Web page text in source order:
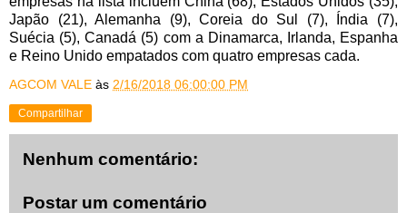
Japão (21), Alemanha (9), Coreia do Sul (7), Índia (7),
Suécia (5), Canadá (5) com a Dinamarca, Irlanda, Espanha
e Reino Unido empatados com quatro empresas cada.
AGCOM VALE às 2/16/2018 06:00:00 PM
Compartilhar
Nenhum comentário:
Postar um comentário